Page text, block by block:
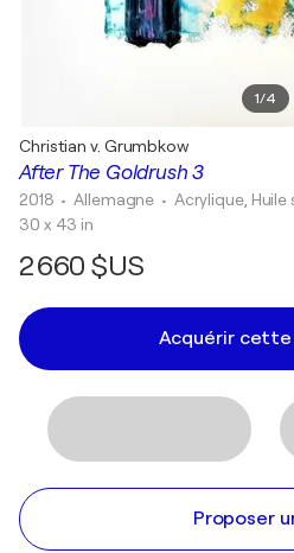
1/4
After The Goldrush 3
Christian v. Grumbkow
2018 • Allemagne • Acrylique, Huile
30 x 43 in
2 660 $US
Acquérir
Proposer